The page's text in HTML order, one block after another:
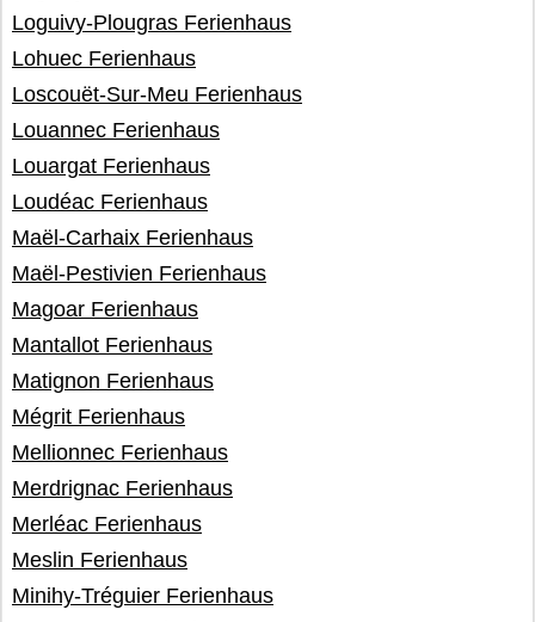
Loguivy-Plougras Ferienhaus
Lohuec Ferienhaus
Loscouët-Sur-Meu Ferienhaus
Louannec Ferienhaus
Louargat Ferienhaus
Loudéac Ferienhaus
Maël-Carhaix Ferienhaus
Maël-Pestivien Ferienhaus
Magoar Ferienhaus
Mantallot Ferienhaus
Matignon Ferienhaus
Mégrit Ferienhaus
Mellionnec Ferienhaus
Merdrignac Ferienhaus
Merléac Ferienhaus
Meslin Ferienhaus
Minihy-Tréguier Ferienhaus